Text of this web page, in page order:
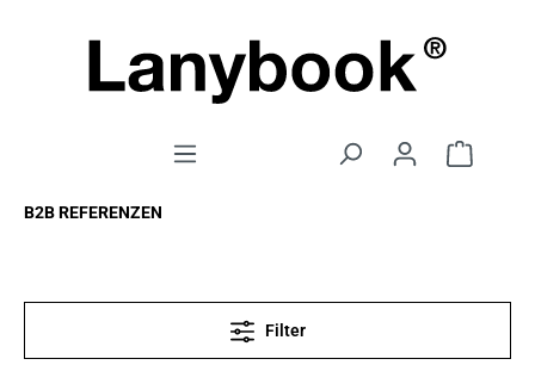
B2B REFERENZEN
Filter